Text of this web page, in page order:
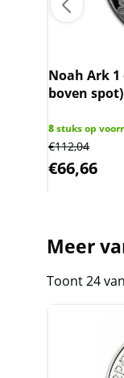
Noah Ark 1
boven spot)
8stuks op
€112,04
€66,66
Meer
Toont 24